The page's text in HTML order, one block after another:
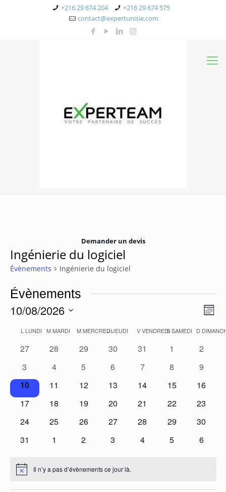
+216 29 674 204
+216 29 674 575
contact@expertunisie.com
Demander un devis
Ingénierie du logiciel
Évènements Ingénierie du logiciel
Évènements
par
Mois
10/08/2026
une
Calendrier
de
Évènements
L LUNDI MMARDI MMERCREDI
JJEUDI VVENDREDISSAMEDI D
0
27
0
28
0
29
0
30
0
31
0
1
0
2
0
évènements
3
0
4
0
5
0
6
0
7
0
8
0
9
0
évènements
10
0
11
0
12
0
13
0
14
0
15
0
16
0
17
0
18
0
19
0
20
0
21
0
22
0
23
0
24
0
25
0
26
0
27
0
28
0
29
0
30
0
31
0
1
0
2
0
3
0
4
0
5
0
6
Notice Il n’y a pas d’évènements ce jour là.